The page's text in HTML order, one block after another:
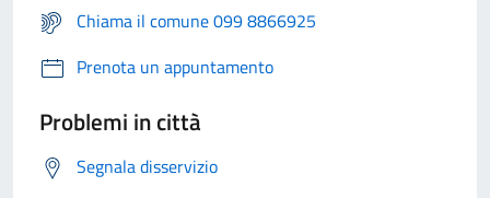
Chiama il comune 099 8866925
Prenota un appuntamento
Problemi in città
Segnala disservizio